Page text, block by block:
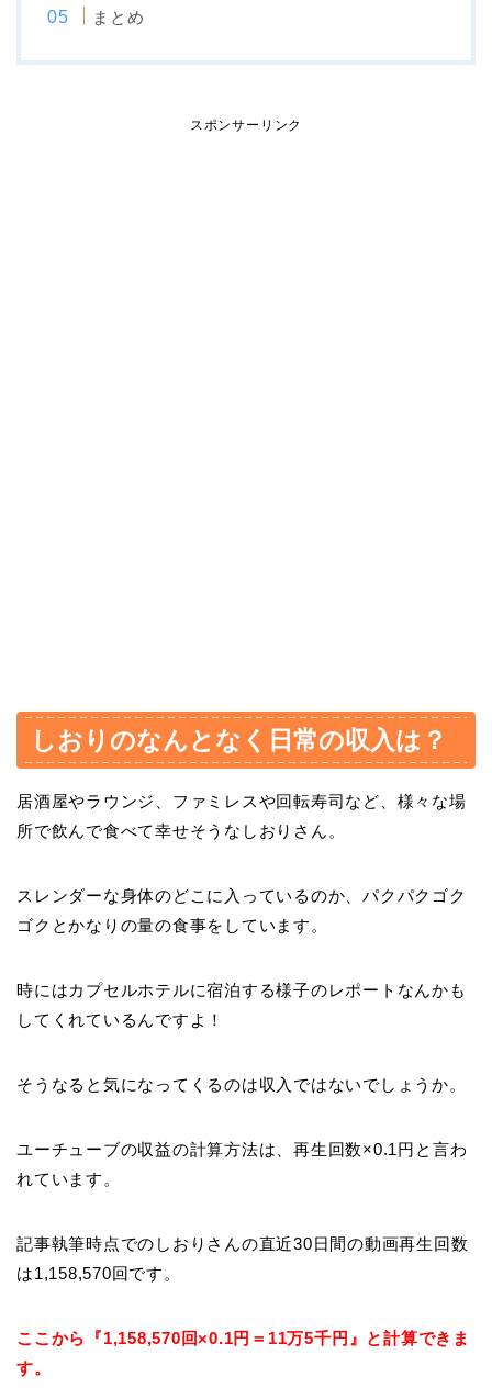
まとめ
スポンサーリンク
しおりのなんとなく日常の収入は？
居酒屋やラウンジ、ファミレスや回転寿司など、様々な場
所で飲んで食べて幸せそうなしおりさん。
スレンダーな身体のどこに入っているのか、パクパクゴク
ゴクとかなりの量の食事をしています。
時にはカプセルホテルに宿泊する様子のレポートなんかも
してくれているんですよ！
そうなると気になってくるのは収入ではないでしょうか。
ユーチューブの収益の計算方法は、再生回数×0.1円と言わ
れています。
記事執筆時点でのしおりさんの直近30日間の動画再生回数
は1,158,570回です。
ここから『1,158,570回×0.1円＝11万5千円』と計算できま
す。